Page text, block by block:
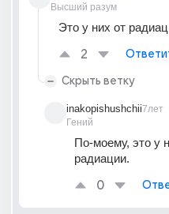
Высший разум
Это у них от
2
Скрыть ветку
inakopishushchii
Гений
7лет
По-моему, это
радиации.
0